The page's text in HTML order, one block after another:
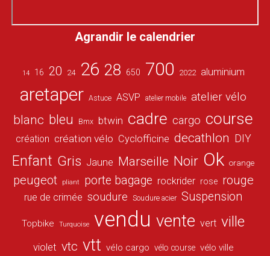
Agrandir le calendrier
14 16 20 24 26 28 650 700 2022 aluminium
aretaper Astuce ASVP atelier mobile atelier vélo
blanc bleu Bmx btwin cadre cargo course
création création vélo Cyclofficine decathlon DIY
Enfant Gris Jaune Marseille Noir Ok orange
peugeot pliant porte bagage rockrider rose rouge
rue de crimée soudure Soudure acier Suspension
Topbike Turquoise vendu vente vert ville
violet vtc vtt vélo cargo vélo course vélo ville